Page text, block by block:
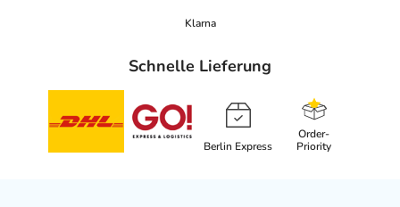
Klarna
Schnelle Lieferung
Berlin Express
Order-
Priority